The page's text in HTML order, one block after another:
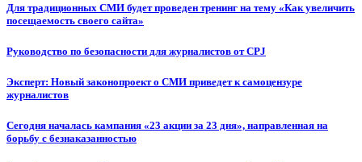
Для традиционных СМИ будет проведен тренинг на тему «Как увеличить
посещаемость своего сайта»
Руководство по безопасности для журналистов от CPJ
Эксперт: Новый законопроект о СМИ приведет к самоцензуре
журналистов
Сегодня началась кампания «23 акции за 23 дня», направленная на
борьбу с безнаказанностью